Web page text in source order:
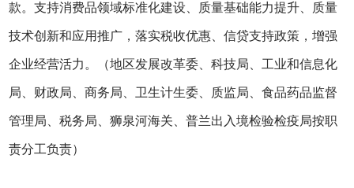
款。支持消费品领域标准化建设、质量基础能力提升、质量
技术创新和应用推广，落实税收优惠、信贷支持政策，增强
企业经营活力。（地区发展改革委、科技局、工业和信息化
局、财政局、商务局、卫生计生委、质监局、食品药品监督
管理局、税务局、狮泉河海关、普兰出入境检验检疫局按职
责分工负责）